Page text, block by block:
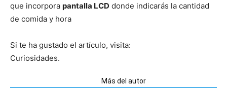
que incorpora pantalla LCD donde indicarás la cantidad
de comida y hora
Si te ha gustado el artículo, visita:
Curiosidades.
Más del autor